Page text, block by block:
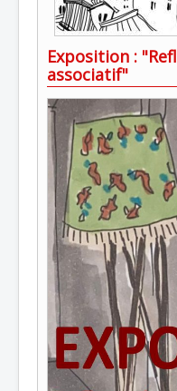
Exposition :
associatif"